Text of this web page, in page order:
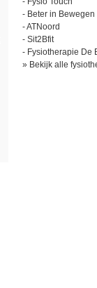
- Beter in Bewegen
-ATNoord
- Sit2Bfit
- Fysiotherapie De
» Bekijk alle